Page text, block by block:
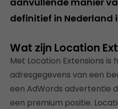
definitief in Nederland
Wat zijn Location
Met Location Extensions is
adresgegevens van een
een AdWords advertentie
een premium positie.